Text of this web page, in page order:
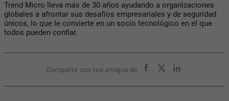
Trend Micro lleva más de 30 años ayudando a organizaciones
globales a afrontar sus desafíos empresariales y de seguridad
únicos, lo que le convierte en un socio tecnológico en el que
todos pueden confiar.
Compartir con tus amigos de